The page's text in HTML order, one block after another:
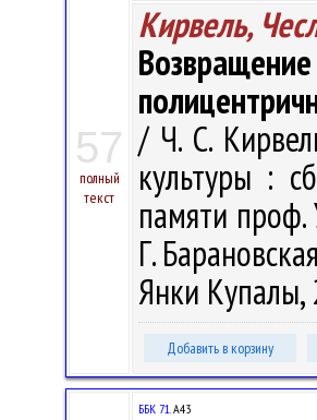
57
полный
текст
Кирвель,
/ Ч. С.
культуры :
памяти
Г.
Янки Купалы,
Добавить в корзину
ББК 71.А43